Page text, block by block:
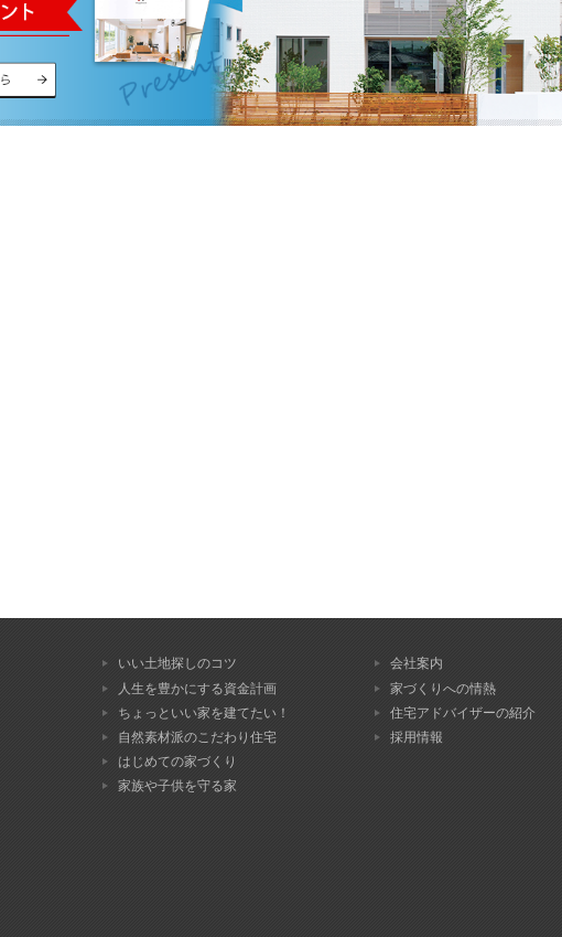
いい土地探しのコツ
人生を豊かにする資金計画
ちょっといい家を建てたい！
自然素材派のこだわり住宅
はじめての家づくり
家族や子供を守る家
会社案内
家づくりへの情熱
住宅アドバイザーの紹介
採用情報